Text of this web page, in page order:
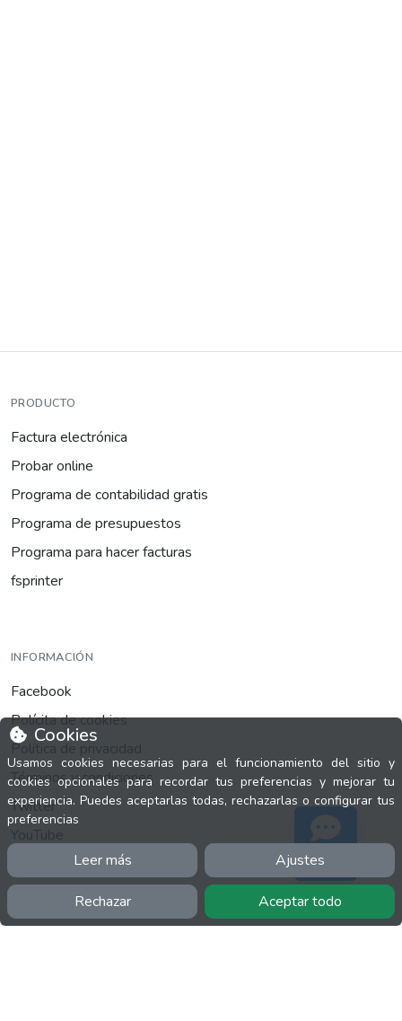
Cookies
Usamos cookies necesarias para el funcionamiento del sitio y
cookies opcionales para recordar tus preferencias y mejorar tu
experiencia. Puedes aceptarlas todas, rechazarlas o configurar tus
preferencias
Leer más Ajustes
Rechazar Aceptar todo
PRODUCTO
Factura electrónica
Probar online
Programa de contabilidad gratis
Programa de presupuestos
Programa para hacer facturas
fsprinter
INFORMACIÓN
Facebook
Polícita de cookies
Política de privacidad
Términos y condiciones
Twitter
Soporte